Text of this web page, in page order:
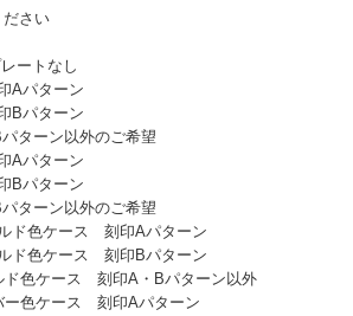
さい
ートなし
パターン
パターン
ーン以外のご希望
パターン
パターン
ーン以外のご希望
色ケース 刻印Aパターン
色ケース 刻印Bパターン
色ケース 刻印A・Bパターン以外
色ケース 刻印Aパターン